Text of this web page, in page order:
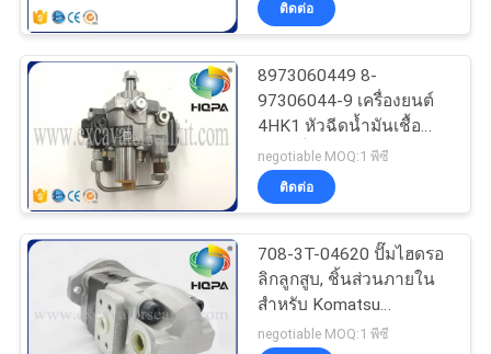
โรงงาน
ควบคุม
คุณภาพ
แผนผัง
เว็บไซต์
ติดต่อ
8973060449 8-
97306044-9 เครื่องยนต์
4HK1 หัวฉีดน้ำมันเชื้อ
เพลิงปั๊มประกอบปลอม
แปลงเหล็ก
negotiable MOQ:1 พีซี
ติดต่อ
708-3T-04620 ปั๊มไฮดรอ
ลิกลูกสูบ, ชิ้นส่วนภายใน
สำหรับ Komatsu
PC78US-8 PC70-8
negotiable MOQ:1 พีซี